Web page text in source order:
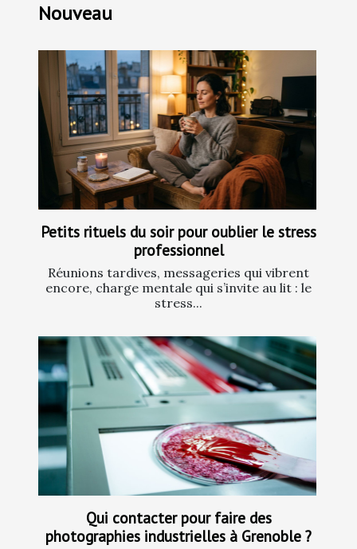
Nouveau
Petits rituels du soir pour oublier le stress
professionnel
Réunions tardives, messageries qui vibrent
encore, charge mentale qui s’invite au lit : le
stress...
Qui contacter pour faire des
photographies industrielles à Grenoble ?